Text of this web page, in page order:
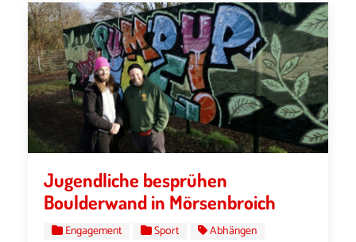
Jugendliche besprühen
Boulderwand in Mörsenbroich
Engagement Sport
Abhängen